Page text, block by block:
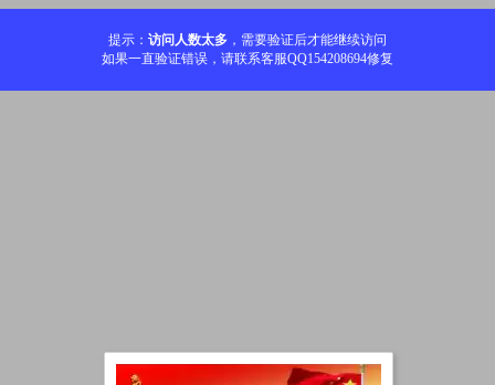
提示： 访问人数太多 ，需要验证后才能继续访问
如果一直验证错误，请联系客服QQ154208694修复